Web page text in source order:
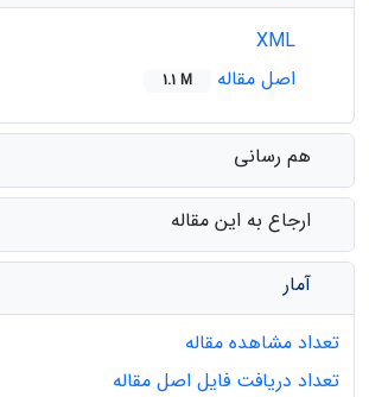
اصل مقاله
1.1 M
هم رسانی
ارجاع به این مقاله
آمار
تعداد مشاهده مقاله
تعداد دریافت فایل اصل مقاله